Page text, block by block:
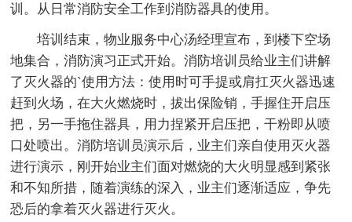
训。从日常消防安全工作到消防器具的使用。
培训结束，物业服务中心汤经理宣布，到楼下空场
地集合，消防演习正式开始。消防培训员给业主们讲解
了灭火器的`使用方法：使用时可手提或肩扛灭火器迅速
赶到火场，在大火燃烧时，拔出保险销，手握住开启压
把，另一手拖住器具，用力捏紧开启压把，干粉即从喷
口处喷出。消防培训员演示后，业主们亲自使用灭火器
进行演示，刚开始业主们面对燃烧的大火明显感到紧张
和不知所措，随着演练的深入，业主们逐渐适应，争先
恐后的拿着灭火器进行灭火。